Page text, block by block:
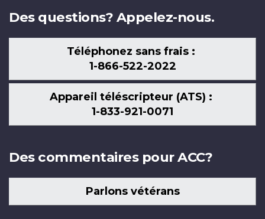
Des questions? Appelez-nous.
Téléphonez sans frais :
1-866-522-2022
Appareil téléscripteur (ATS) :
1-833-921-0071
Des commentaires pour ACC?
Parlons vétérans